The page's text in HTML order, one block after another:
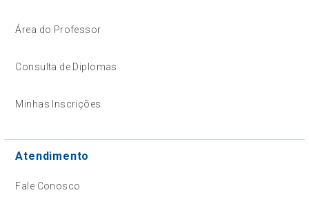
Área do Professor
Consulta de Diplomas
Minhas Inscrições
Atendimento
Fale Conosco